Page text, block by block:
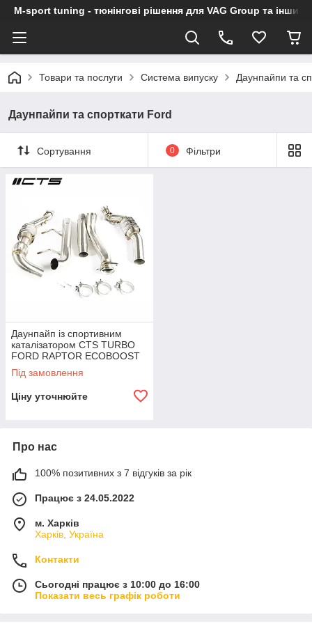
M-sport tuning - тюнінгові рішення для VAG Group та інших
Товари та послуги Система випуску Даунпайпи та
Даунпайпи та спорткати Ford
Сортування 0 Фільтри
Даунпайп із спортивним
каталізатором CTS TURBO
FORD RAPTOR ECOBOOST
3.5L
Під замовлення
Ціну уточнюйте
Про нас
100% позитивних з 7 відгуків за рік
Працює з 24.05.2022
м. Харків
Харків, Україна
Контакти
Сьогодні працює з 10:00 до 16:00
Показати весь графік роботи